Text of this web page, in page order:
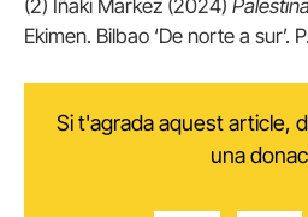
(2) Iñaki Markez (2024)
Ekimen. Bilbao ‘De norte a sur’.
Si t'agrada aquest article,
una